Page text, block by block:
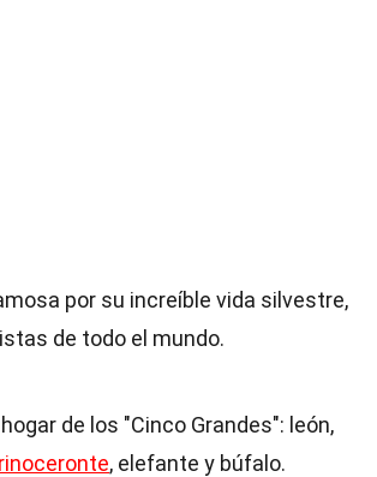
por su increíble vida silvestre,
de todo el mundo.
de los "Cinco Grandes": león,
rinoceronte, elefante y búfalo.